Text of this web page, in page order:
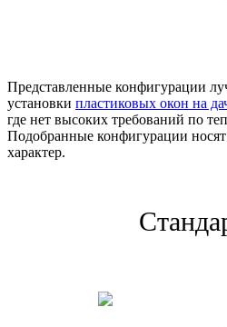
Представленные конфигурации
установки пластиковых окон на
где нет высоких требований по
Подобранные конфигурации
характер.